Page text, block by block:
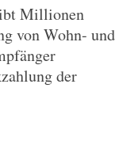
Millionen
von Wohn- und
der